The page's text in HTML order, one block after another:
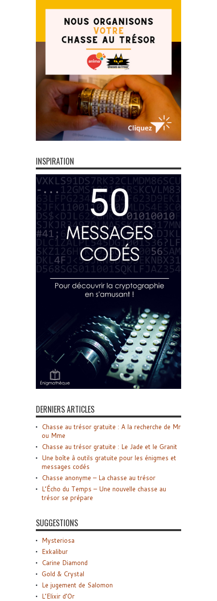
INSPIRATION
DERNIERS ARTICLES
Chasse au trésor gratuite : A la recherche de Mr
ou Mme
Chasse au trésor gratuite : Le Jade et le Granit
Une boîte à outils gratuite pour les énigmes et
messages codés
Chasse anonyme – La chasse au trésor
L’Écho du Temps – Une nouvelle chasse au
trésor se prépare
SUGGESTIONS
Mysteriosa
Exkalibur
Carine Diamond
Gold & Crystal
Le jugement de Salomon
L’Elixir d’Or